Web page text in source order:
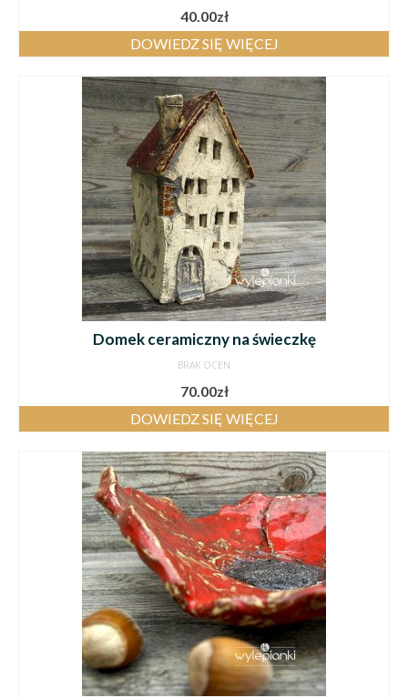
40.00zł
DOWIEDZ SIĘ WIĘCEJ
Domek ceramiczny na świeczkę
BRAK OCEN
70.00zł
DOWIEDZ SIĘ WIĘCEJ